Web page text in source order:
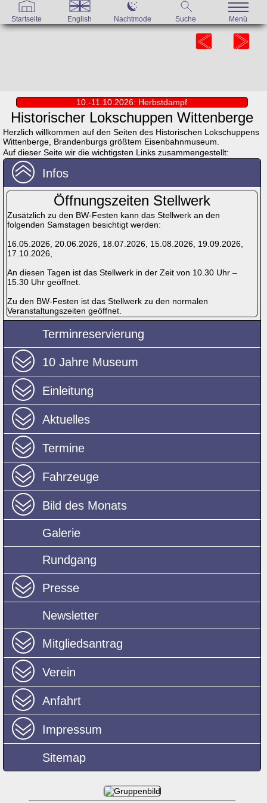
Startseite English Nachtmode Suche Menü
10.-11.10.2026: Herbstdampf
Historischer Lokschuppen Wittenberge
Herzlich willkommen auf den Seiten des Historischen Lokschuppens
Wittenberge, Brandenburgs größtem Eisenbahnmuseum.
Auf dieser Seite wir die wichtigsten Links zusammengestellt:
Infos
Öffnungszeiten Stellwerk
Zusätzlich zu den BW-Festen kann das Stellwerk an den
folgenden Samstagen besichtigt werden:
16.05.2026, 20.06.2026, 18.07.2026, 15.08.2026, 19.09.2026,
17.10.2026,
An diesen Tagen ist das Stellwerk in der Zeit von 10.30 Uhr –
15.30 Uhr geöffnet.
Zu den BW-Festen ist das Stellwerk zu den normalen
Veranstaltungszeiten geöffnet.
Terminreservierung
10 Jahre Museum
Einleitung
Aktuelles
Termine
Fahrzeuge
Bild des Monats
Galerie
Rundgang
Presse
Newsletter
Mitgliedsantrag
Verein
Anfahrt
Impressum
Sitemap